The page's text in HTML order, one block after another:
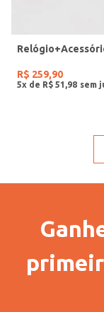
R$ 259,90
5x de R$ 51 98